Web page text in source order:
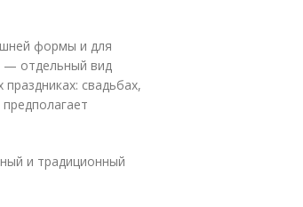
формы и для
— отдельный вид
свадьбах,
и традиционный